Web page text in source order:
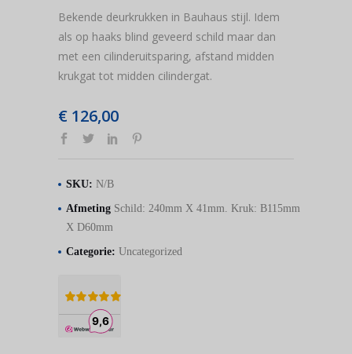
Bekende deurkrukken in Bauhaus stijl. Idem
als op haaks blind geveerd schild maar dan
met een cilinderuitsparing, afstand midden
krukgat tot midden cilindergat.
€ 126,00
SKU: N/B
Afmeting Schild: 240mm X 41mm. Kruk: B115mm
X D60mm
Categorie: Uncategorized